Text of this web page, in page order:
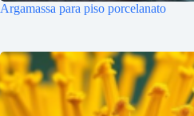
Argamassa para piso porcelanato